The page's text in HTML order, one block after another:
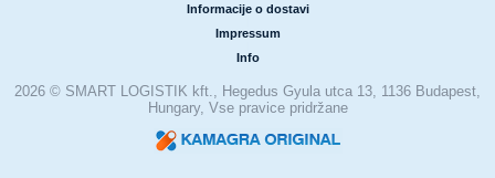
Informacije o dostavi
Impressum
Info
2026 © SMART LOGISTIK kft., Hegedus Gyula utca 13, 1136 Budapest,
Hungary, Vse pravice pridržane